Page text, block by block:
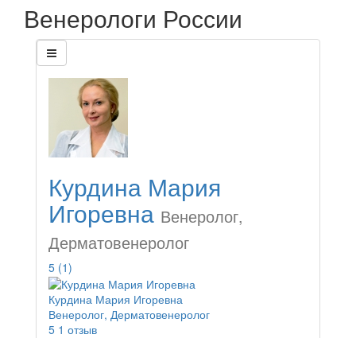
Венерологи России
Курдина Мария
Игоревна Венеролог,
Дерматовенеролог
5 (1)
Курдина Мария Игоревна
Венеролог, Дерматовенеролог
5 1 отзыв